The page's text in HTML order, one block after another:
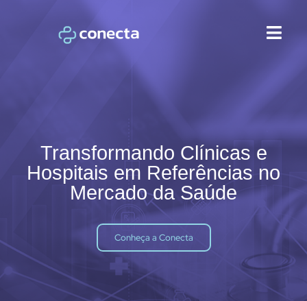
Transformando Clínicas e
Hospitais em Referências no
Mercado da Saúde
Conheça a Conecta